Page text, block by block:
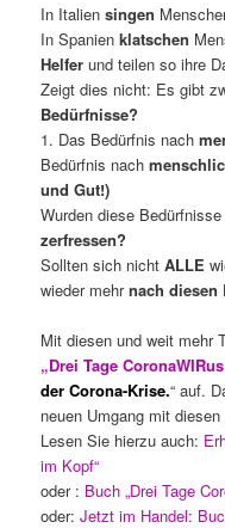
In Italiensingen
In Spanienklatschen
Helferund teilen so ihre
Zeigt dies nicht: Es gibt
Bedürfnisse?
1. Das Bedürfnis nach
Bedürfnis nach
und Gut!)
Wurden diese
zerfressen?
Sollten sich nichtALLE
wieder mehrnach
Mit diesen und weit
„Drei Tage
der Corona-Krise.“ auf.
neuen Umgang mit diesen
Lesen Sie hierzu auch:
im Kopf“
oder : Buch „Drei Tage
oder:Jetzt im Handel: